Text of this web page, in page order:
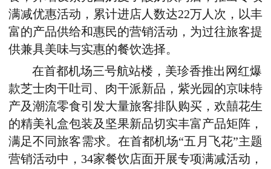
满减优惠活动，累计进店人数达22万人次，以丰
富的产品供给和惠民的营销活动，为过往旅客提
供兼具美味与实惠的餐饮选择。
在首都机场三号航站楼，美珍香推出网红爆
款芝士肉干吐司、肉干派新品，紫光园的京味特
产及潮流零食引发大量旅客排队购买，欢囍花生
的精美礼盒包装及坚果新品切实丰富产品矩阵，
满足不同旅客需求。在首都机场“五月飞花”主题
营销活动中，34家餐饮店面开展专项满减活动，